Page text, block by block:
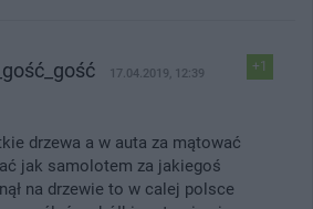
+1
17.04.2019, 12:39
drzewa a w auta za mątować
jak samolotem za jakiegoś
na drzewie to w calej polsce